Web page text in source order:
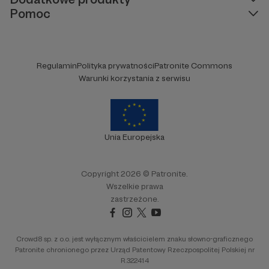
Pomoc
RegulaminPolityka prywatnościPatronite Commons
Warunki korzystania z serwisu
Unia Europejska
Copyright 2026 © Patronite.
Wszelkie prawa
zastrzeżone.
Crowd8 sp. z o.o. jest wyłącznym właścicielem znaku słowno-graficznego
Patronite chronionego przez Urząd Patentowy Rzeczpospolitej Polskiej nr
R.322414